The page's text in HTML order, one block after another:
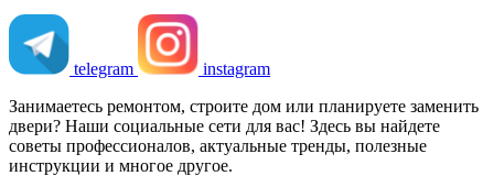
telegram
instagram
Занимаетесь ремонтом, строите дом или планируете заменить
двери? Наши социальные сети для вас! Здесь вы найдете
советы профессионалов, актуальные тренды, полезные
инструкции и многое другое.